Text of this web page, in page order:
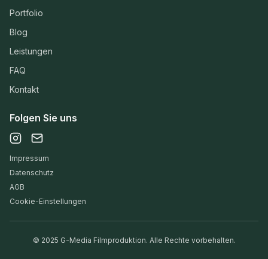
Portfolio
Blog
Leistungen
FAQ
Kontakt
Folgen Sie uns
Impressum
Datenschutz
AGB
Cookie-Einstellungen
© 2025 G-Media Filmproduktion. Alle Rechte vorbehalten.